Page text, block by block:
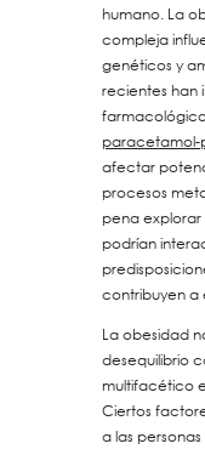
humano. La
compleja
genéticos y
recientes han
paracetamol-
afectar
procesos
pena
podrían
contribuyen a
La obesidad
desequilibrio
multifacético
Ciertos
a las